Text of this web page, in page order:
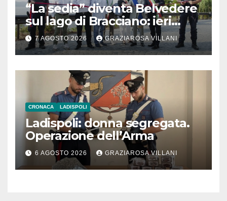
“La sedia” diventa Belvedere
sul lago di Bracciano: ieri
l’inaugurazione
7 AGOSTO 2026 GRAZIAROSA VILLANI
CRONACA LADISPOLI
Ladispoli: donna segregata.
Operazione dell’Arma
6 AGOSTO 2026 GRAZIAROSA VILLANI